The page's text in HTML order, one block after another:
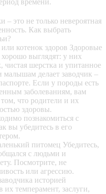
– это не только невероятная
Как выбрать
котенок здоров Здоровые
выглядят: у них
чистая шерстка и упитанное
делает заводчик –
Если у породы есть
заболеваниям, вам
что родители и их
здоровы.
познакомиться с
вы убедитесь в его
питомец Убедитесь,
с людьми и
Посмотрите, не
или агрессию.
историей
темперамент, заслуги,